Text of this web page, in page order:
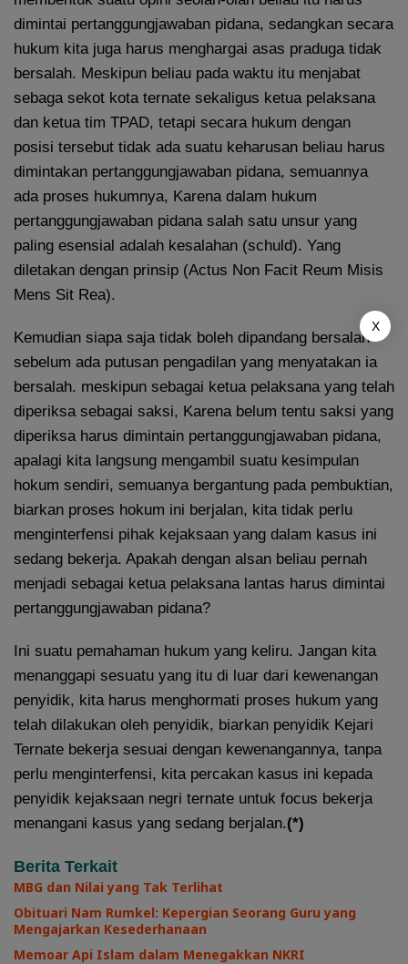
dimintai pertanggungjawaban pidana, sedangkan secara
hukum kita juga harus menghargai asas praduga tidak
bersalah. Meskipun beliau pada waktu itu menjabat
sebaga sekot kota ternate sekaligus ketua pelaksana
dan ketua tim TPAD, tetapi secara hukum dengan
posisi tersebut tidak ada suatu keharusan beliau harus
dimintakan pertanggungjawaban pidana, semuannya
ada proses hukumnya, Karena dalam hukum
pertanggungjawaban pidana salah satu unsur yang
paling esensial adalah kesalahan (schuld). Yang
diletakan dengan prinsip (Actus Non Facit Reum Misis
Mens Sit Rea).
Kemudian siapa saja tidak boleh dipandang bersalah
sebelum ada putusan pengadilan yang menyatakan ia
bersalah. meskipun sebagai ketua pelaksana yang telah
diperiksa sebagai saksi, Karena belum tentu saksi yang
diperiksa harus dimintain pertanggungjawaban pidana,
apalagi kita langsung mengambil suatu kesimpulan
hokum sendiri, semuanya bergantung pada pembuktian,
biarkan proses hokum ini berjalan, kita tidak perlu
menginterfensi pihak kejaksaan yang dalam kasus ini
sedang bekerja. Apakah dengan alsan beliau pernah
menjadi sebagai ketua pelaksana lantas harus dimintai
pertanggungjawaban pidana?
Ini suatu pemahaman hukum yang keliru. Jangan kita
menanggapi sesuatu yang itu di luar dari kewenangan
penyidik, kita harus menghormati proses hukum yang
telah dilakukan oleh penyidik, biarkan penyidik Kejari
Ternate bekerja sesuai dengan kewenangannya, tanpa
perlu menginterfensi, kita percakan kasus ini kepada
penyidik kejaksaan negri ternate untuk focus bekerja
menangani kasus yang sedang berjalan.(*)
Berita Terkait
MBG dan Nilai yang Tak Terlihat
Obituari Nam Rumkel: Kepergian Seorang Guru yang
Mengajarkan Kesederhanaan
Memoar Api Islam dalam Menegakkan NKRI
X